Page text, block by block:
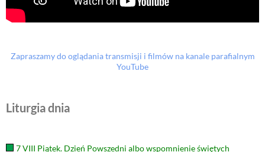
Zapraszamy do oglądania transmisji i filmów na kanale parafialnym
YouTube
Liturgia dnia
7 VIII Piątek. Dzień Powszedni albo wspomnienie świętych